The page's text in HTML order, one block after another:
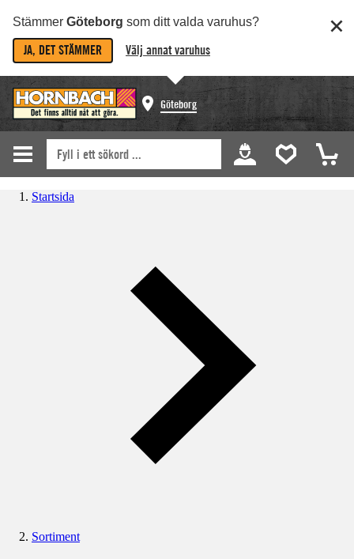
Stämmer Göteborg som ditt valda varuhus?
JA, DET STÄMMER Välj annat varuhus
Göteborg
Startsida
Sortiment